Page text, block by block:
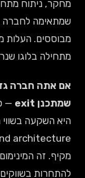
לחברה שמתכננת
העלות מתפרסת על
שנראה אמין.